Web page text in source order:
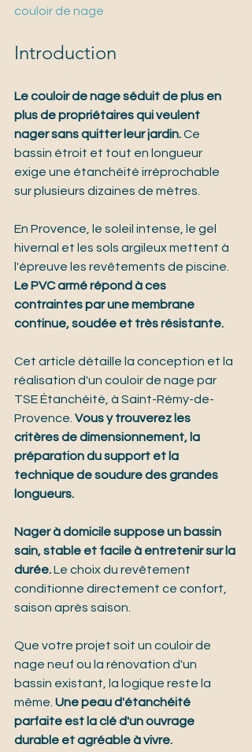
couloir de nage
Introduction
Le couloir de nage séduit de plus en
plus de propriétaires qui veulent
nager sans quitter leur jardin. Ce
bassin étroit et tout en longueur
exige une étanchéité irréprochable
sur plusieurs dizaines de mètres.
En Provence, le soleil intense, le gel
hivernal et les sols argileux mettent à
l'épreuve les revêtements de piscine.
Le PVC armé répond à ces
contraintes par une membrane
continue, soudée et très résistante.
Cet article détaille la conception et la
réalisation d'un couloir de nage par
TSE Étanchéité, à Saint-Rémy-de-
Provence. Vous y trouverez les
critères de dimensionnement, la
préparation du support et la
technique de soudure des grandes
longueurs.
Nager à domicile suppose un bassin
sain, stable et facile à entretenir sur la
durée. Le choix du revêtement
conditionne directement ce confort,
saison après saison.
Que votre projet soit un couloir de
nage neuf ou la rénovation d'un
bassin existant, la logique reste la
même. Une peau d'étanchéité
parfaite est la clé d'un ouvrage
durable et agréable à vivre.